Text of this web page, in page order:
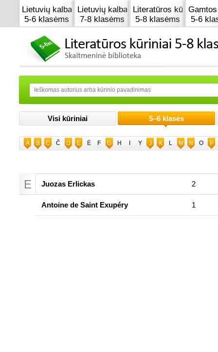
Lietuvių kalba
5-6 klasėms
Lietuvių kalba
7-8 klasėms
Literatūros kūrinai
5-8 klasėms
5-6
Visi kūriniai 5–6 klasės
A B C Č D E Ė F G H Y J K L M N O P
E Juozas Erlickas 2
Antoine de Saint Exupéry 1